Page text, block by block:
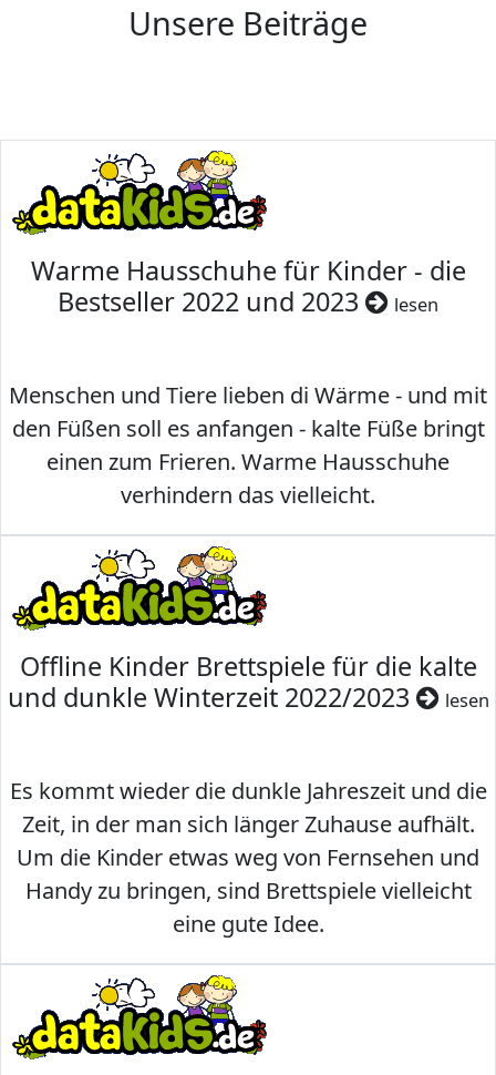
Unsere Beiträge
Warme Hausschuhe für Kinder - die
Bestseller 2022 und 2023
lesen
Menschen und Tiere lieben di Wärme - und mit
den Füßen soll es anfangen - kalte Füße bringt
einen zum Frieren. Warme Hausschuhe
verhindern das vielleicht.
Offline Kinder Brettspiele für die kalte
und dunkle Winterzeit 2022/2023
lesen
Es kommt wieder die dunkle Jahreszeit und die
Zeit, in der man sich länger Zuhause aufhält.
Um die Kinder etwas weg von Fernsehen und
Handy zu bringen, sind Brettspiele vielleicht
eine gute Idee.